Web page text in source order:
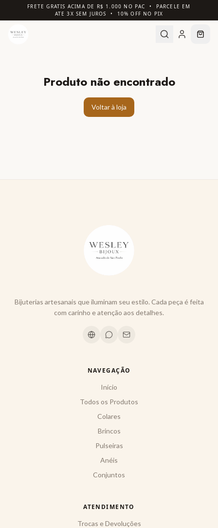
FRETE GRATIS ACIMA DE R$ 1.000 NO PAC • PARCELE EM
ATE 3X SEM JUROS • 10% OFF NO PIX
Produto não encontrado
Voltar à loja
Bijuterias artesanais que iluminam seu estilo. Cada peça é feita
com carinho e atenção aos detalhes.
NAVEGAÇÃO
Início
Todos os Produtos
Colares
Brincos
Pulseiras
Anéis
Conjuntos
ATENDIMENTO
Trocas e Devoluções